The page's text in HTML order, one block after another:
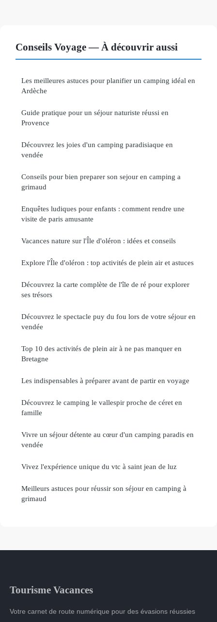
Conseils Voyage — À découvrir aussi
Les meilleures astuces pour planifier un camping idéal en
Ardèche
Guide pratique pour un séjour naturiste réussi en
Provence
Découvrez les joies d'un camping paradisiaque en
vendée
Conseils pour bien preparer son sejour en camping a
grimaud
Enquêtes ludiques pour enfants : comment rendre une
visite de paris amusante
Vacances nature sur l'Île d'oléron : idées et conseils
Explore l'Île d'oléron : top activités de plein air et astuces
Découvrez la carte complète de l'île de ré pour explorer
ses trésors
Découvrez le spectacle puy du fou lors de votre séjour en
vendée
Top 10 des activités de plein air à ne pas manquer en
Bretagne
Les indispensables à préparer avant de partir en voyage
Découvrez le camping le vallespir proche de céret en
famille
Vivre un séjour détente au cœur d'un camping paradis en
vendée
Vivez l'expérience unique du vtc à saint jean de luz
Meilleurs astuces pour réussir son séjour en camping à
grimaud
Tourisme Vacances
Votre carnet de route numérique pour des évasions réussies